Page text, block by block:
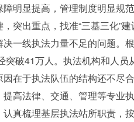
明显提高，管理制度明显规
出重点，找准“三基三化”建
线执法力量不足的问题。
破41万人。执法机构和人
在于执法队伍的结构还不尽
高法律、交通、管理等专业
真梳理基层执法站所职责，